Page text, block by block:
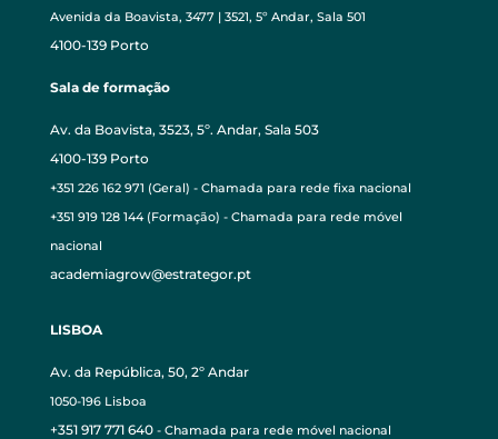
Avenida da Boavista, 3477 | 3521, 5º Andar, Sala 501
4100-139 Porto
Sala de formação
Av. da Boavista, 3523, 5º. Andar, Sala 503
4100-139 Porto
+351 226 162 971 (Geral) - Chamada para rede fixa nacional
+351 919 128 144 (Formação) - Chamada para rede móvel
nacional
academiagrow@estrategor.pt
LISBOA
Av. da República, 50, 2º Andar
1050-196 Lisboa
+351 917 771 640- Chamada para rede móvel nacional